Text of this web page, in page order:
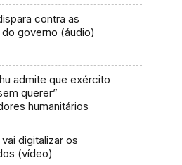
contra as
governo (áudio)
admite que exército
querer”
humanitários
digitalizar os
(vídeo)